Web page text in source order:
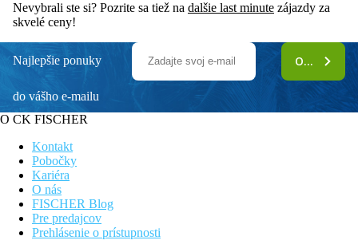
Nevybrali ste si? Pozrite sa tiež na dalšie last minute zájazdy za
skvelé ceny!
Najlepšie ponuky
do vášho e-mailu
ODOBERAŤ
O CK FISCHER
Kontakt
Pobočky
Kariéra
O nás
FISCHER Blog
Pre predajcov
Prehlásenie o prístupnosti